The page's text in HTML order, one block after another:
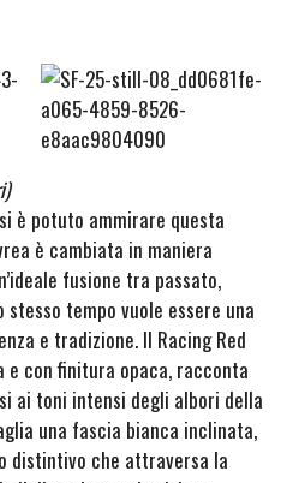
è potuto ammirare questa
è cambiata in maniera
fusione tra passato,
tempo vuole essere una
e tradizione. Il Racing Red
con finitura opaca, racconta
ai toni intensi degli albori della
una fascia bianca inclinata,
distintivo che attraversa la